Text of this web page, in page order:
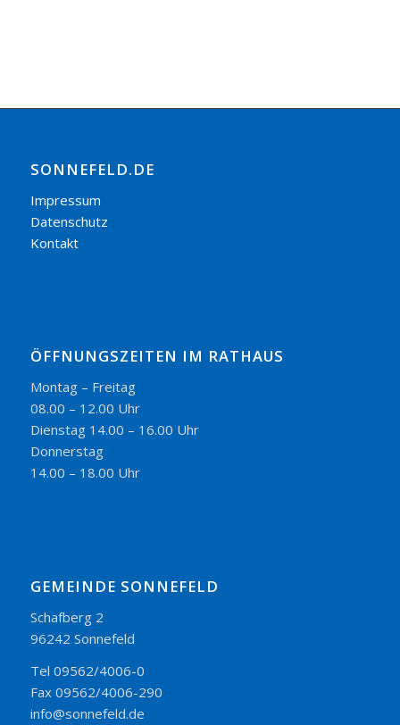
SONNEFELD.DE
Impressum
Datenschutz
Kontakt
ÖFFNUNGSZEITEN IM RATHAUS
Montag – Freitag
08.00 – 12.00 Uhr
Dienstag 14.00 – 16.00 Uhr
Donnerstag
14.00 – 18.00 Uhr
GEMEINDE SONNEFELD
Schafberg 2
96242 Sonnefeld
Tel 09562/4006-0
Fax 09562/4006-290
info@sonnefeld.de